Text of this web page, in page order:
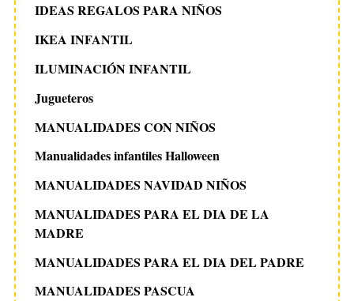
IDEAS REGALOS PARA NIÑOS
IKEA INFANTIL
ILUMINACIÓN INFANTIL
Jugueteros
MANUALIDADES CON NIÑOS
Manualidades infantiles Halloween
MANUALIDADES NAVIDAD NIÑOS
MANUALIDADES PARA EL DIA DE LA
MADRE
MANUALIDADES PARA EL DIA DEL PADRE
MANUALIDADES PASCUA